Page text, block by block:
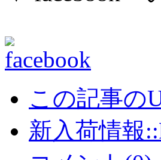
この記事の
新入荷情報